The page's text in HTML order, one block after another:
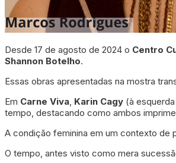
Desde 17 de agosto de 2024 o Centro
Shannon Botelho.
Essas obras apresentadas na mostra
Em Carne Viva, Karin Cagy (à
tempo, destacando como ambos
A condição feminina em um contexto de
O tempo, antes visto como mera